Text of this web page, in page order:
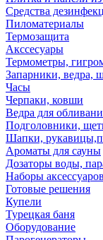
Средства
Пиломатериалы
Термозащита
Аксcесуары
Термометры,
Запарники, ведра,
Часы
Черпаки, ковши
Ведра для
Подголовники,
Шапки,
Ароматы для сауны
Дозаторы воды,
Наборы аксессуаров
Готовые решения
Купели
Турецкая баня
Оборудование